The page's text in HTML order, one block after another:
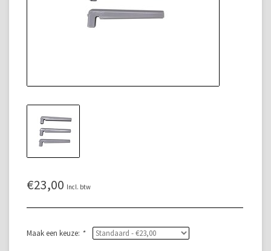
€23,00 Incl. btw
Maak een keuze: *